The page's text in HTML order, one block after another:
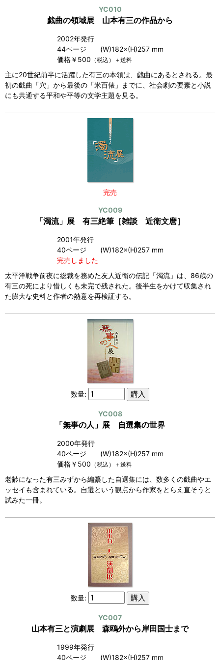
YC010
戯曲の領域展 山本有三の作品から
2002年発行
44ページ (W)182×(H)257 mm
価格￥500 （税込）＋送料
主に20世紀前半に活躍した有三の本領は、戯曲にあるとされる。最
初の戯曲「穴」から最後の「米百俵」までに、社会劇の要素と小説
にも共通する平和や平等の文学主題を見る。
完売
YC009
「濁流」展 有三絶筆［雑談 近衛文麿］
2001年発行
40ページ (W)182×(H)257 mm
完売しました
太平洋戦争前夜に総裁を務めた友人近衛の伝記「濁流」は、86歳の
有三の死により惜しくも未完で残された。後半生をかけて収集され
た膨大な史料と作者の熱意を再検証する。
数量:
YC008
「無事の人」展 自選集の世界
2000年発行
40ページ (W)182×(H)257 mm
価格￥500 （税込）＋送料
老齢になった有三みずから編纂した自選集には、数多くの戯曲やエ
ッセイも含まれている。自選という観点から作家をとらえ直そうと
試みた一冊。
数量:
YC007
山本有三と演劇展 森鴎外から岸田国士まで
1999年発行
40ページ (W)182×(H)257 mm